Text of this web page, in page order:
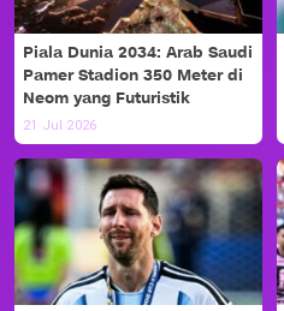
Piala Dunia 2034: Arab Saudi
Pamer Stadion 350 Meter di
Neom yang Futuristik
21 Jul 2026